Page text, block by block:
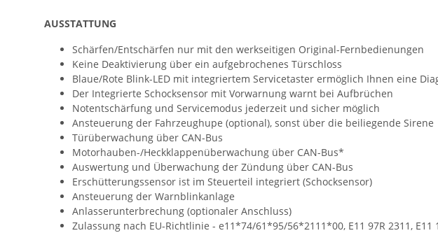
AUSSTATTUNG
Schärfen/Entschärfen nur mit den werkseitigen Original-Fernbedienungen
Keine Deaktivierung über ein aufgebrochenes Türschloss
Blaue/Rote Blink-LED mit integriertem Servicetaster ermöglich Ihnen eine
Der Integrierte Schocksensor mit Vorwarnung warnt bei Aufbrüchen
Notentschärfung und Servicemodus jederzeit und sicher möglich
Ansteuerung der Fahrzeughupe (optional), sonst über die beiliegende Sirene
Türüberwachung über CAN-Bus
Motorhauben-/Heckklappenüberwachung über CAN-Bus*
Auswertung und Überwachung der Zündung über CAN-Bus
Erschütterungssensor ist im Steuerteil integriert (Schocksensor)
Ansteuerung der Warnblinkanlage
Anlasserunterbrechung (optionaler Anschluss)
Zulassung nach EU-Richtlinie - e11*74/61*95/56*2111*00, E11 97R 2311, E11